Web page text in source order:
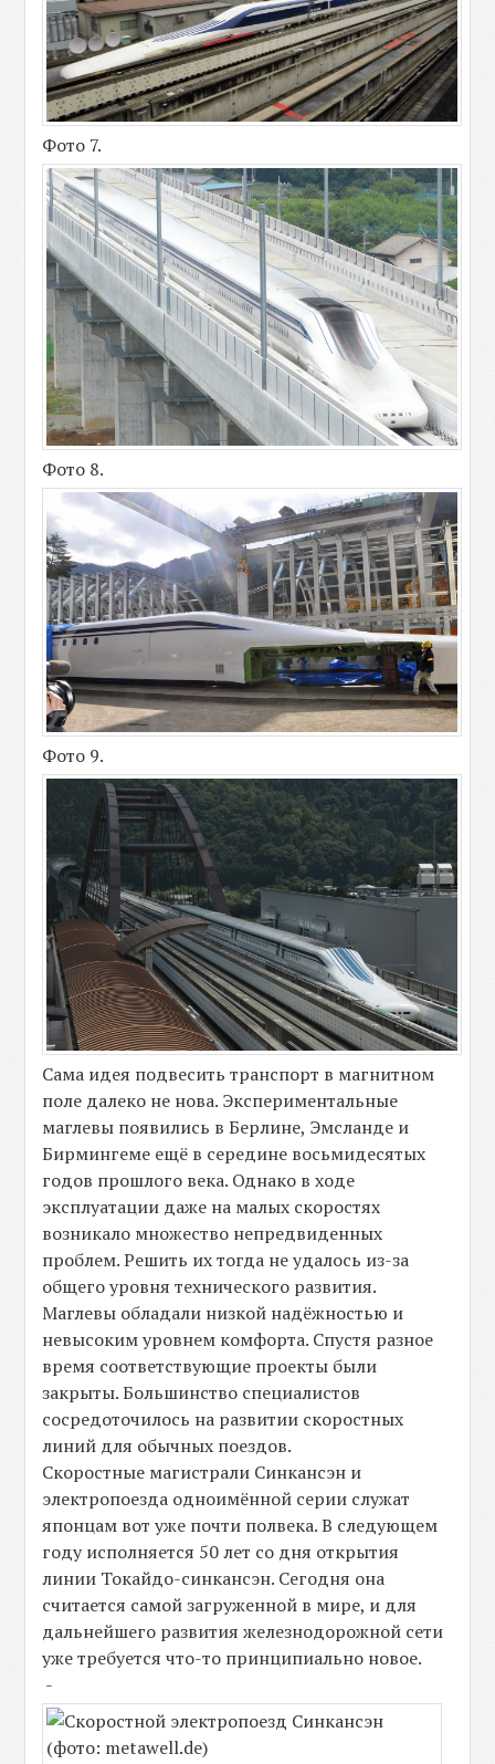
Фото 7.
Фото 8.
Фото 9.
Сама идея подвесить транспорт в магнитном
поле далеко не нова. Экспериментальные
маглевы появились в Берлине, Эмсланде и
Бирмингеме ещё в середине восьмидесятых
годов прошлого века. Однако в ходе
эксплуатации даже на малых скоростях
возникало множество непредвиденных
проблем. Решить их тогда не удалось из-за
общего уровня технического развития.
Маглевы обладали низкой надёжностью и
невысоким уровнем комфорта. Спустя разное
время соответствующие проекты были
закрыты. Большинство специалистов
сосредоточилось на развитии скоростных
линий для обычных поездов.
Скоростные магистрали Синкансэн и
электропоезда одноимённой серии служат
японцам вот уже почти полвека. В следующем
году исполняется 50 лет со дня открытия
линии Токайдо-синкансэн. Сегодня она
считается самой загруженной в мире, и для
дальнейшего развития железнодорожной сети
уже требуется что-то принципиально новое.
-